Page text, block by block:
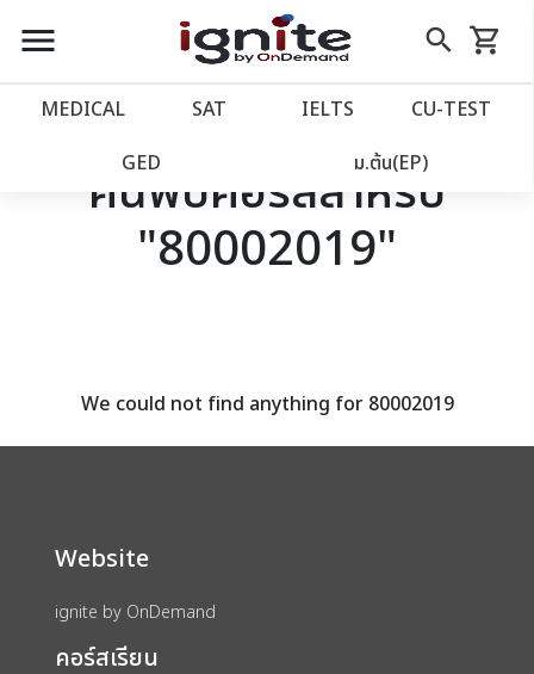
close
account_balance หน้าแรก
เว็บไซต์อิกไนท์
โปรโมชั่น
assignment ลงทะเบียน
menu search
Skip
to
shopping_cart
รถเข็น
MEDICAL SAT IELTS CU‑TEST
GED ม.ต้น(EP)
ค้นพบคอร์สสำหรับ
"80002019"
We could not find anything for 80002019
Website
ignite by OnDemand
คอร์สเรียน